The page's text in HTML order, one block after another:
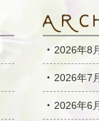
2026年8
2026年7
2026年6